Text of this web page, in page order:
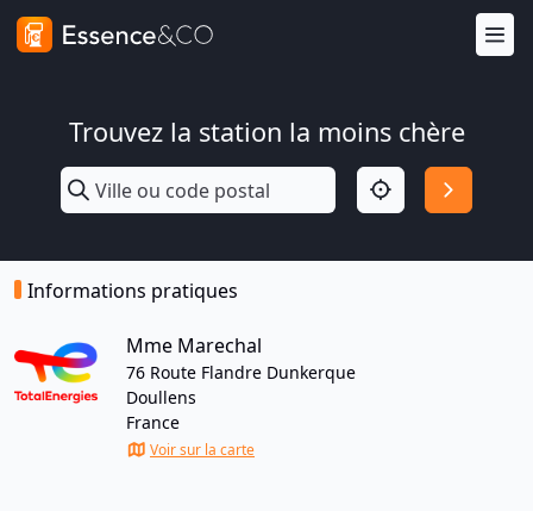
Trouvez la station la moins chère
Informations pratiques
Mme Marechal
76 Route Flandre Dunkerque
Doullens
France
Voir sur la carte